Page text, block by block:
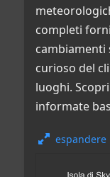
completi
cambiamenti
curioso del
luoghi.
informate
espandere